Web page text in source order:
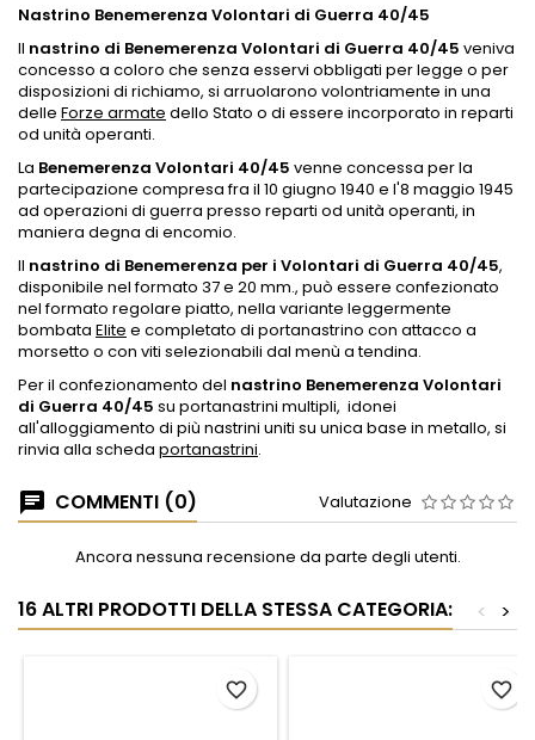
Nastrino Benemerenza Volontari di Guerra 40/45
Il nastrino di Benemerenza Volontari di Guerra 40/45 veniva
concesso a coloro che senza esservi obbligati per legge o per
disposizioni di richiamo, si arruolarono volontriamente in una
delle Forze armate dello Stato o di essere incorporato in reparti
od unità operanti.
La Benemerenza Volontari 40/45 venne concessa per la
partecipazione compresa fra il 10 giugno 1940 e l'8 maggio 1945
ad operazioni di guerra presso reparti od unità operanti, in
maniera degna di encomio.
Il nastrino di Benemerenza per i Volontari di Guerra 40/45,
disponibile nel formato 37 e 20 mm., può essere confezionato
nel formato regolare piatto, nella variante leggermente
bombata Elite e completato di portanastrino con attacco a
morsetto o con viti selezionabili dal menù a tendina.
Per il confezionamento del nastrino Benemerenza Volontari
di Guerra 40/45 su portanastrini multipli, idonei
all'alloggiamento di più nastrini uniti su unica base in metallo, si
rinvia alla scheda portanastrini.
COMMENTI (0) Valutazione
Ancora nessuna recensione da parte degli utenti.
16 ALTRI PRODOTTI DELLA STESSA CATEGORIA: >
<
favorite_border favorite_border